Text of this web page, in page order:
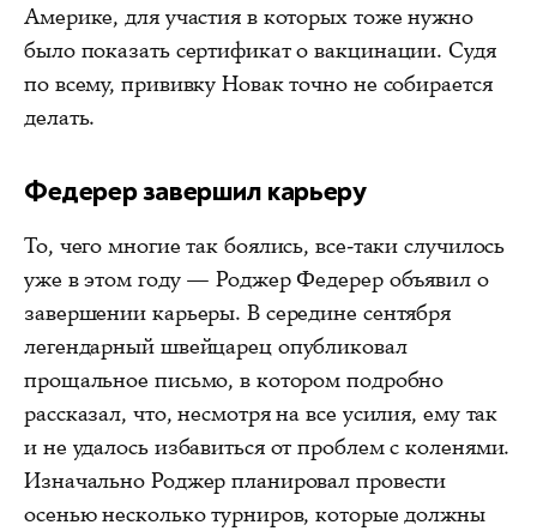
Америке, для участия в которых тоже нужно
было показать сертификат о вакцинации. Судя
по всему, прививку Новак точно не собирается
делать.
Федерер завершил карьеру
То, чего многие так боялись, все-таки случилось
уже в этом году — Роджер Федерер объявил о
завершении карьеры. В середине сентября
легендарный швейцарец опубликовал
прощальное письмо, в котором подробно
рассказал, что, несмотря на все усилия, ему так
и не удалось избавиться от проблем с коленями.
Изначально Роджер планировал провести
осенью несколько турниров, которые должны